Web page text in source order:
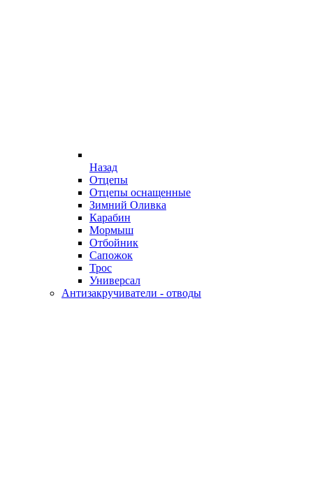
Назад
Отцепы
Отцепы оснащенные
Зимний Оливка
Карабин
Мормыш
Отбойник
Сапожок
Трос
Универсал
Антизакручиватели - отводы